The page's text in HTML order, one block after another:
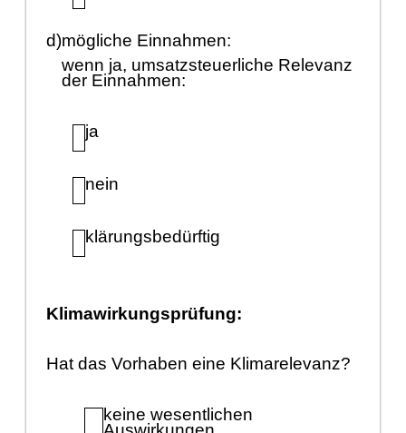
d)mögliche Einnahmen:
wenn ja, umsatzsteuerliche Relevanz
der Einnahmen:
ja
nein
klärungsbedürftig
Klimawirkungsprüfung:
Hat das Vorhaben eine Klimarelevanz?
keine wesentlichen